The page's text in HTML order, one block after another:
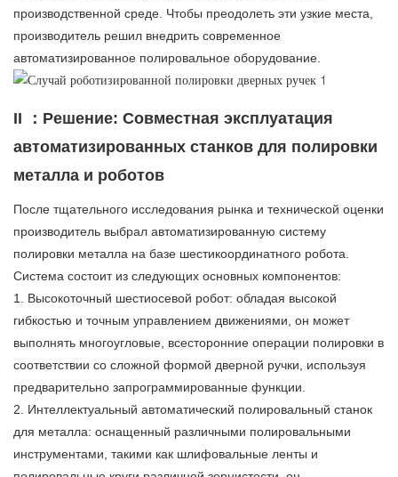
производственной среде. Чтобы преодолеть эти узкие места,
производитель решил внедрить современное
автоматизированное полировальное оборудование.
II ：Решение: Совместная эксплуатация
автоматизированных станков для полировки
металла и роботов
После тщательного исследования рынка и технической оценки
производитель выбрал автоматизированную систему
полировки металла на базе шестикоординатного робота.
Система состоит из следующих основных компонентов:
1. Высокоточный шестиосевой робот: обладая высокой
гибкостью и точным управлением движениями, он может
выполнять многоугловые, всесторонние операции полировки в
соответствии со сложной формой дверной ручки, используя
предварительно запрограммированные функции.
2. Интеллектуальный автоматический полировальный станок
для металла: оснащенный различными полировальными
инструментами, такими как шлифовальные ленты и